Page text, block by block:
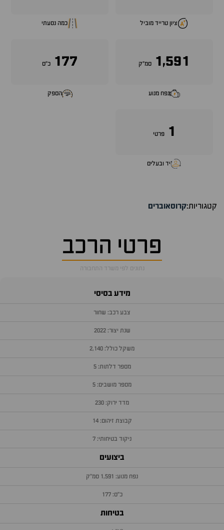
ציון טרייד מוביל כמה נסעתי
1,591 סמ״ק
נפח מנוע
177 כ״ס
הספק
1 פרטי
יד ובעלים
קטגוריות:קרוסאוברים
פרטי הרכב
נתונים לפי משרד התחבורה
מידע בסיסי
צבע רכב: שחור
שנת יצור: 2022
משקל כולל: 2,140
מספר דלתות: 5
מספר מושבים: 5
מדד ירוק: 230
קבוצת זיהום: 14
ניקוד בטיחותי: 7
ביצועים
נפח מנוע: 1,591 סמ״ק
כ״ס: 177
בטיחות